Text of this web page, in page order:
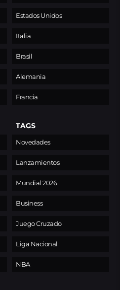
Estados Unidos
Italia
Brasil
Alemania
Francia
TAGS
Novedades
Lanzamientos
Mundial 2026
Business
Juego Cruzado
Liga Nacional
NBA